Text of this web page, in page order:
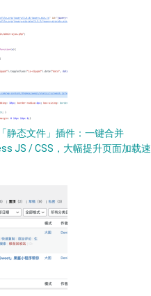
静态文件」插件：一键合并
JS / CSS，大幅提升页面加载速